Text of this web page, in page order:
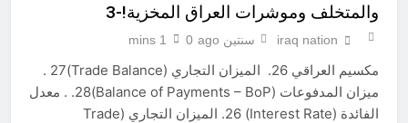
والمتخلف وموشرات العراق المخزية!-3
iraq nation سنتين ago 0
1 mins
مكسيم العراقي 26. الميزان التجاري (Trade Balance)27 .
ميزان المدفوعات (Balance of Payments – BoP)28. . معدل
الفائدة (Interest Rate) 26. الميزان التجاري (Trade